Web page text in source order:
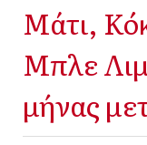
Μάτι,
Μπλε
μήνας